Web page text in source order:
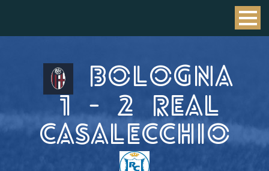
BOLOGNA
1
- 2
REAL
CASALECCHIO